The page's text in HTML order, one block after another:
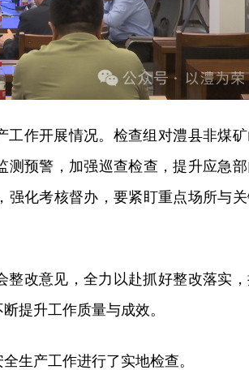
工作开展情况。检查组对澧县非煤
测预警，加强巡查检查，提升应急
强化考核督办，要紧盯重点场所与
整改意见，全力以赴抓好整改落实
提升工作质量与成效。
生产工作进行了实地检查。